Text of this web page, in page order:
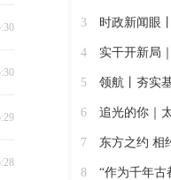
3 时政新闻眼丨从
4 实干开新局
5 领航丨夯实
6 追光的你｜
7 东方之约 相
8 “作为千年古都